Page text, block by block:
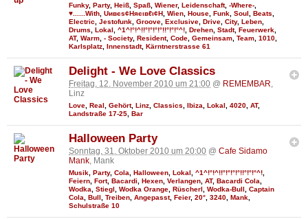
Funky, Party, Heiß Spaß Wiener, Leidenschaft, -Where-
♥......With Uивєs¢Няєιвℓι¢Н Wien House Funk Soul Beats
Electric
Jestofunk Groove Exclusive Drive City, Leben
Drums
Lokal ^1^!°!^!!°!°!°!°!!°!°!°^! Drehen Stadt, Feuerwerk
AT, Warm - Society, Resident, Code Gemeinsam Team 1010
Karlsplatz Innenstadt, Kärntnerstrasse 61
Delight - We Love Classics
Freitag, 12. November 2010 um 21:00 @ REMEMBAR,
Linz
Love Real Gehört, Linz Classics Ibiza Lokal 4020 AT,
Landstraße 17-25 Bar
Halloween Party
Sonntag, 31. Oktober 2010 um 20:00 @ Cafe Sidamo
Mank, Mank
Musik, Party, Cola, Halloween, Lokal , ^1^!°!^!!°!°!°!°!!°!°!°^!,
Feiern, Fort, Bacardi, Hexen, Verlangen, AT, Bacardi Cola,
Wodka, Stiegl , Wodka Orange, Rüscherl , Wodka-Bull , Captain
Cola, Bull , Treiben, Angepasst, Feier, 20°, 3240, Mank,
Schulstraße 10